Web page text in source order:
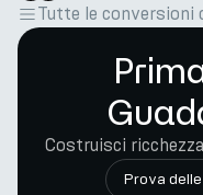
Tutte le conversioni
Costruisci
Prova